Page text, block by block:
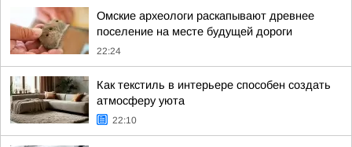
Омские археологи раскапывают древнее
поселение на месте будущей дороги
22:24
Как текстиль в интерьере способен создать
атмосферу уюта
22:10